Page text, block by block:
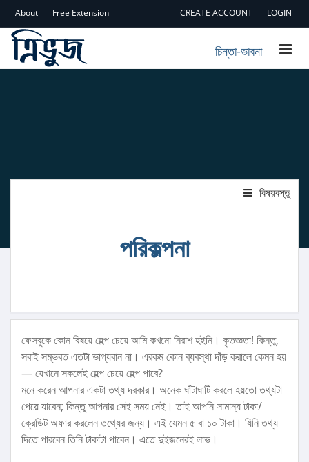
CREATE ACCOUNT LOGIN
About Free Extension
চিন্তা-ভাবনা
বিষয়বস্তু
পরিকল্পনা
ফেসবুকে কোন বিষয়ে হেল্প চেয়ে আমি কখনো নিরাশ হইনি। কৃতজ্ঞতা! কিন্তু,
সবাই সম্ভবত এতটা ভাগ্যবান না। এরকম কোন ব্যবস্থা দাঁড় করালে কেমন হয়
— যেখানে সকলেই হেল্প চেয়ে হেল্প পাবে?
মনে করেন আপনার একটা তথ্য দরকার। অনেক ঘাঁটাঘাটি করলে হয়তো তথ্যটা
পেয়ে যাবেন; কিন্তু আপনার সেই সময় নেই। তাই আপনি সামান্য টাকা/
ক্রেডিট অফার করলেন তথ্যের জন্য। এই যেমন ৫ বা ১০ টাকা। যিনি তথ্য
দিতে পারবেন তিনি টাকাটা পাবেন। এতে দুইজনেরই লাভ।